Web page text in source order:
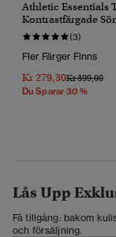
Athletic Essentials
Kontrastfärgade
(3)
Fler Färger Finns
Kr 279,30Pris
Kr 399,00Till
Du Sparar 30 %
Lås Upp
Få tillgång: bakom
och försäljning.